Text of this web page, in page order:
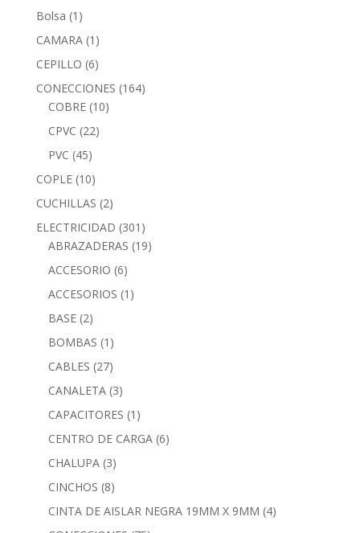
Bolsa (1)
CAMARA (1)
CEPILLO (6)
CONECCIONES (164)
COBRE (10)
CPVC (22)
PVC (45)
COPLE (10)
CUCHILLAS (2)
ELECTRICIDAD (301)
ABRAZADERAS (19)
ACCESORIO (6)
ACCESORIOS (1)
BASE (2)
BOMBAS (1)
CABLES (27)
CANALETA (3)
CAPACITORES (1)
CENTRO DE CARGA (6)
CHALUPA (3)
CINCHOS (8)
CINTA DE AISLAR NEGRA 19MM X 9MM (4)